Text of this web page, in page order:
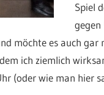
Spiel
gegen
möchte es auch gar
ich ziemlich
(oder wie man hier